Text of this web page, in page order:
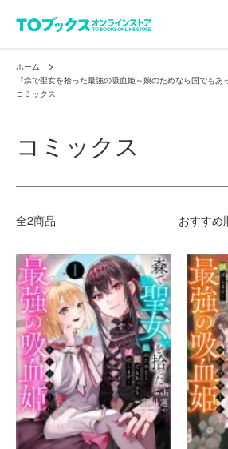
ホーム
『森で聖女を拾った最強の吸血姫～娘のためなら国でもあ
コミックス
コミックス
全2商品 おすすめ